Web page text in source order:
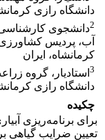
دانشگاه رازی
2دانشجوی
آب، پردیس کشاورزی
کرمانشاه، ایران
3 استادیار، گروه
دانشگاه رازی
چکیده
برای برنامه‌ریزی
تعیین ضرایب گیاهی